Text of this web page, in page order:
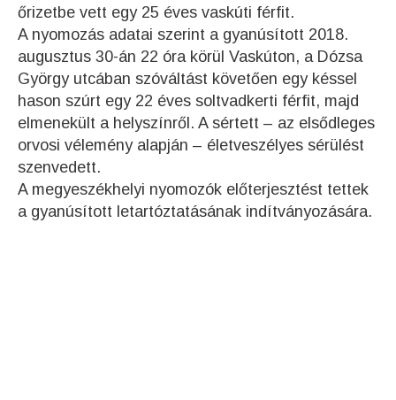
őrizetbe vett egy 25 éves vaskúti férfit.
A nyomozás adatai szerint a gyanúsított 2018.
augusztus 30-án 22 óra körül Vaskúton, a Dózsa
György utcában szóváltást követően egy késsel
hason szúrt egy 22 éves soltvadkerti férfit, majd
elmenekült a helyszínről. A sértett – az elsődleges
orvosi vélemény alapján – életveszélyes sérülést
szenvedett.
A megyeszékhelyi nyomozók előterjesztést tettek
a gyanúsított letartóztatásának indítványozására.